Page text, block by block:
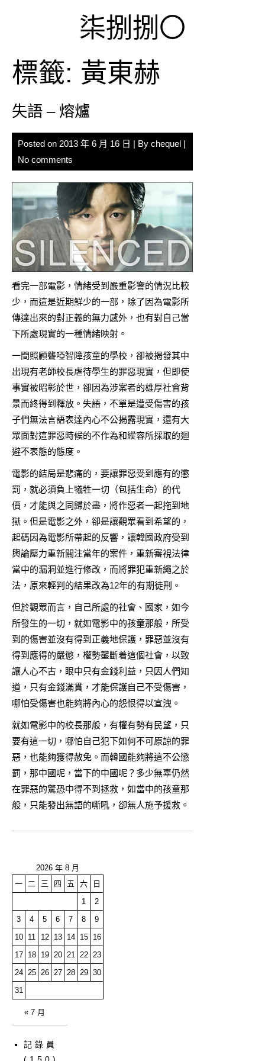
柒捌捌〇
標籤: 黃東赫
失語 – 熔爐
Posted on 2013 年 6 月 16 日 | By chequel |
No comments
看完一部電影，情緒受到嚴重影響的情況比較
少，而這是近期鮮少的一部，除了因為電影所
傳達出來的對正義的無力感外，也有對自己當
下所處現實的一種情緒映射。
一間照顧聾啞智障孩童的學校，卻被揭發其中
出現有老師校長虐待學生的罪惡現實，但即使
事實被昭彰於世，卻因為涉案者的雄厚社會背
景而終得到釋放。失語，不單是遭受傷害的孩
子們無法言語表達內心不公揭露現實，還有大
眾面對這罪惡時候的不作為和縱容所採取的迴
避不表態的態度。
電影的結局是悲痛的，要讓罪惡受到應有的懲
罰，就必須負上犧牲一切（包括生命）的代
價，才能與之同歸於盡，將作惡者一起拖到地
獄。但是電影之外，卻是讓觀眾看到希望的，
起碼因為電影所帶起的反響，讓韓國政府受到
輿論壓力重新關注當年的案件，重新審視法律
當中的漏洞並進行修改，而將罪犯重新繩之於
法，原來輕判的結果改為12年的有期徒刑。
但於觀眾而言，自己所處的社會、國家，如今
所發生的一切，就如電影中的孩童那般，所受
到的傷害並沒有得到正義地保護，罪惡並沒有
得到應得的嚴懲，權勢壟斷着這個社會，以致
讓人心不古，眼中只有金錢利益，只因人們知
道，只有金錢滿貫，才能保護自己不受傷害，
哪怕受傷害也能夠將內心的怨恨得以宣洩。
就如電影中的校長那般，有權有勢有民望，只
要有這一切，哪怕自己犯下如何不可原諒的罪
惡，也能夠獲得赦免。而韓國能夠將這不公懲
罰，那中國呢，當下的中國呢？多少無辜仍然
在罪惡的驚恐中得不到拯救，如當中的孩童那
般，只能發出無語的嘶吼，卻無人施予援救。
2026 年 8 月
一
二 三 四 五 六
日
1
2
3
4 5 6 7 8
9
10
11 12 13 14 15
16
17
18 19 20 21 22
23
24
25 26 27 28 29 30
31
« 7 月
記錄員